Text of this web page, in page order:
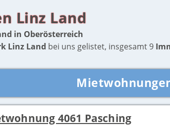
Linz Land
in Oberösterreich
Linz Land bei uns gelistet, insgesamt 9
4061 Pasching